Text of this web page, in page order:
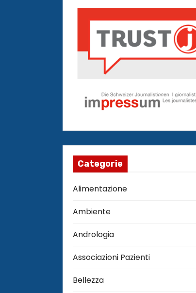
Categorie
Alimentazione
Ambiente
Andrologia
Associazioni Pazienti
Bellezza